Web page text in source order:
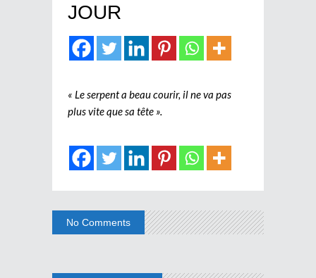
JOUR
« Le serpent a beau courir, il ne va pas
plus vite que sa tête ».
No Comments